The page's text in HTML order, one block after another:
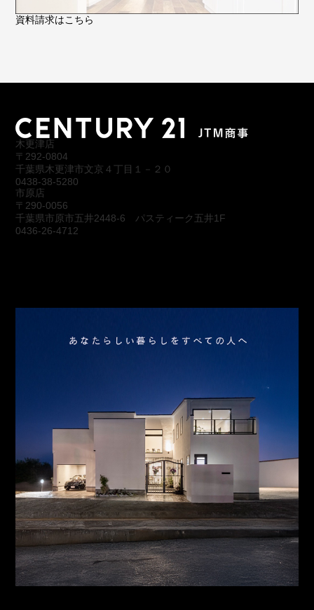
資料請求はこちら
木更津店
〒292-0804
千葉県木更津市文京４丁目１－２０
0438-38-5280
市原店
〒290-0056
千葉県市原市五井2448-6 パスティーク五井1F
0436-26-4712